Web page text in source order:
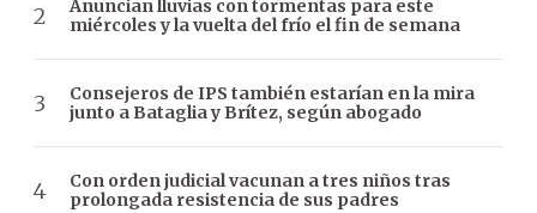
Anuncian lluvias con tormentas para este
miércoles y la vuelta del frío el fin de semana
Consejeros de IPS también estarían en la mira
junto a Bataglia y Brítez, según abogado
Con orden judicial vacunan a tres niños tras
prolongada resistencia de sus padres